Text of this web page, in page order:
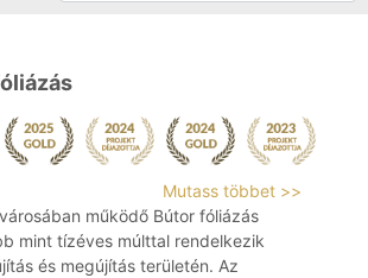
Mutass többet >>
működő Bútor fóliázás
mint tízéves múlttal rendelkezik
és megújítás területén. Az